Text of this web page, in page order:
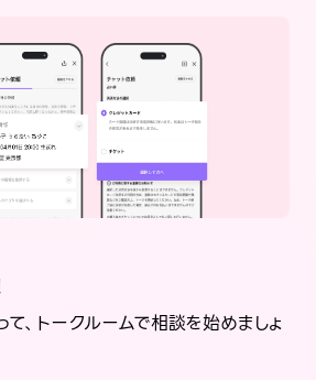
て、トークルームで相談を始めましょ